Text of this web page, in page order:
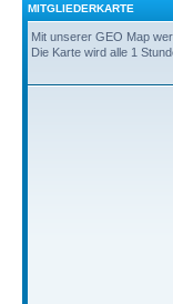
MITGLIEDERKARTE
Mit unserer GEO Map
Die Karte wird alle 1